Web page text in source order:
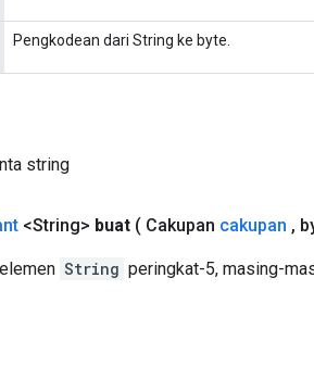
Pengkodean dari String ke byte.
string
<String> buat ( Cakupan cakupan ,
String peringkat-5, masing-